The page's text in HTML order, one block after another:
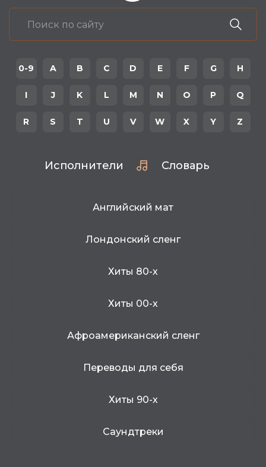
0-9 A B C D E F G H
I J K L M N O P Q
R S T U V W X Y Z
Исполнители Словарь
Английский мат
Лондонский сленг
Хиты 80-х
Хиты 00-х
Афроамериканский сленг
Переводы для себя
Хиты 90-х
Саундтреки